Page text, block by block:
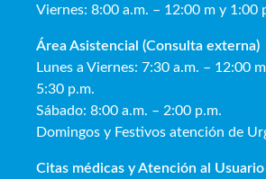
Viernes: 8:00 a.m. – 12:00 m y 1:00
Área Asistencial (Consulta externa)
Lunes a Viernes: 7:30 a.m. – 12:00
5:30 p.m.
Sábado: 8:00 a.m. – 2:00 p.m.
Domingos y Festivos atención de
Citas médicas y Atención al Usuario